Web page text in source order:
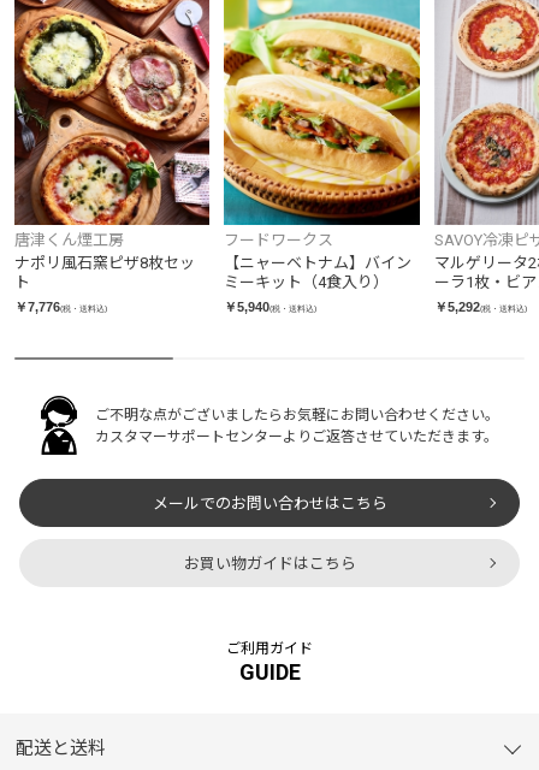
唐津くん煙工房
ナポリ風石窯ピザ8枚セッ
ト
￥7,776(税・送料込)
フードワークス
【ニャーベトナム】バイン
ミーキット（4食入り）
￥5,940(税・送料込)
SAVOY冷凍ピ
マルゲリータ
ーラ1枚・ビ
ト
￥5,292(税・送料込)
ご不明な点がございましたらお気軽にお問い合わせください。
カスタマーサポートセンターよりご返答させていただきます。
メールでのお問い合わせはこちら
お買い物ガイドはこちら
ご利用ガイド
GUIDE
配送と送料